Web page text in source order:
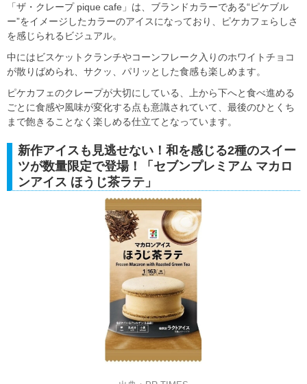
「ザ・クレープ pique cafe」は、ブランドカラーである“ピケブル
ー”をイメージしたカラーのアイスになっており、ピケカフェらしさ
を感じられるビジュアル。
中にはビスケットクランチやコーンフレーク入りのホワイトチョコ
が散りばめられ、サクッ、パリッとした食感も楽しめます。
ピケカフェのクレープが大切にしている、上から下へと食べ進める
ごとに食感や風味が変化する点も意識されていて、最後のひとくち
まで飽きることなく楽しめる仕立てとなっています。
新作アイスも見逃せない！和を感じる2種のスイー
ツが数量限定で登場！「セブンプレミアム マカロ
ンアイス ほうじ茶ラテ」